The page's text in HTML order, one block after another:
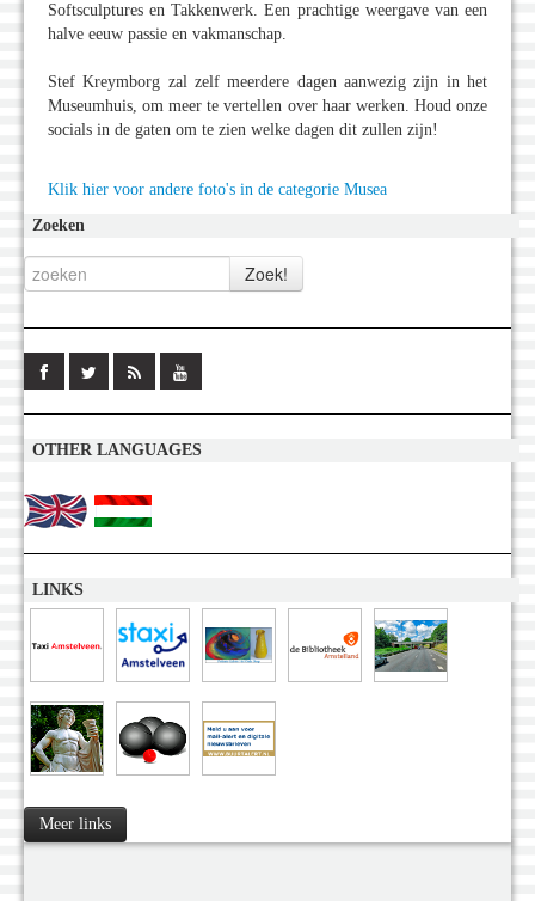
Softsculptures en Takkenwerk. Een prachtige weergave van een
halve eeuw passie en vakmanschap.
Stef Kreymborg zal zelf meerdere dagen aanwezig zijn in het
Museumhuis, om meer te vertellen over haar werken. Houd onze
socials in de gaten om te zien welke dagen dit zullen zijn!
Klik hier voor andere foto's in de categorie Musea
Zoeken
OTHER LANGUAGES
LINKS
Meer links